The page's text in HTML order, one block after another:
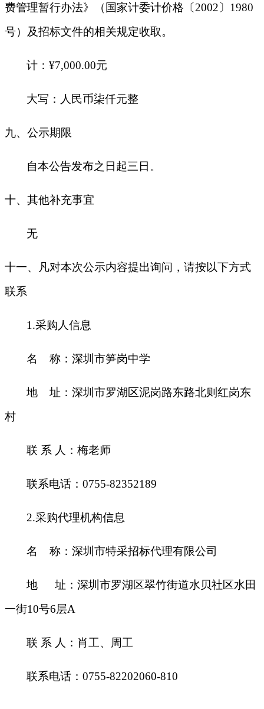
费管理暂行办法》（国家计委计价格〔2002〕1980
号）及招标文件的相关规定收取。
计： ¥7,000.00元
大写：人民币柒仟元整
九、公示期限
自本公告发布之日起三日。
十、其他补充事宜
无
十一、凡对本次公示内容提出询问，请按以下方式
联系
1.采购人信息
名 称：深圳市笋岗中学
地 址：深圳市罗湖区泥岗路东路北则红岗东
村
联 系 人：梅老师
联系电话：0755-82352189
2.采购代理机构信息
名 称：深圳市特采招标代理有限公司
地 址：深圳市罗湖区翠竹街道水贝社区水田
一街10号6层A
联 系 人：肖工、周工
联系电话：0755-82202060-810